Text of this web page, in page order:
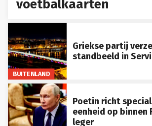
voetbalkaarten
BUITENLAND
Griekse partij
standbeeld in
Poetin richt
eenheid op binnen
leger